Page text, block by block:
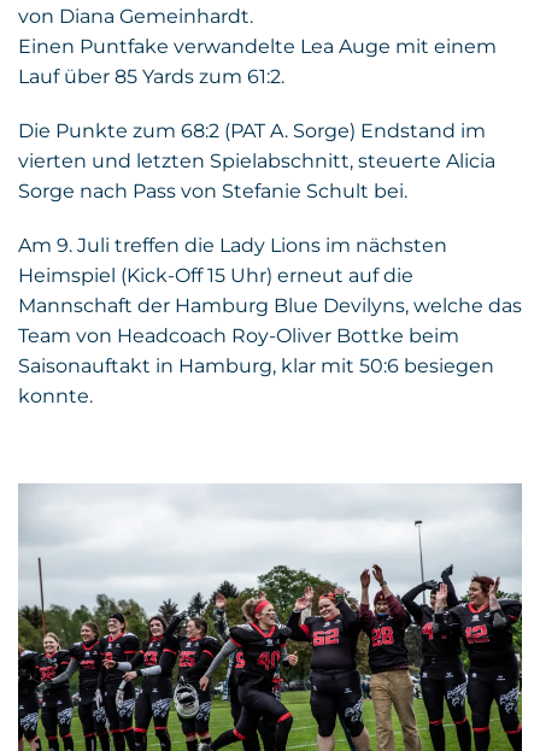
von Diana Gemeinhardt.
Einen Puntfake verwandelte Lea Auge mit einem
Lauf über 85 Yards zum 61:2.
Die Punkte zum 68:2 (PAT A. Sorge) Endstand im
vierten und letzten Spielabschnitt, steuerte Alicia
Sorge nach Pass von Stefanie Schult bei.
Am 9. Juli treffen die Lady Lions im nächsten
Heimspiel (Kick-Off 15 Uhr) erneut auf die
Mannschaft der Hamburg Blue Devilyns, welche das
Team von Headcoach Roy-Oliver Bottke beim
Saisonauftakt in Hamburg, klar mit 50:6 besiegen
konnte.